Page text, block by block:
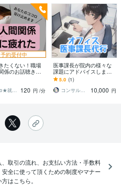
予約受付中
たくない！職場
のお話聴きま
気を使いすぎて
まったココロ、
ださい
Tomo★就労支援員
120 円 /分
医事課長が院内の様々な
課題にアドバイスします
現役医事課長のリアルな
アドバイスサービス
5.0 (1)
コンサルになりたい医事カチョー
10,000 円
取引の流れ、お支払い方法・手数料
全に使って頂くための制度やマナー
はこちら。